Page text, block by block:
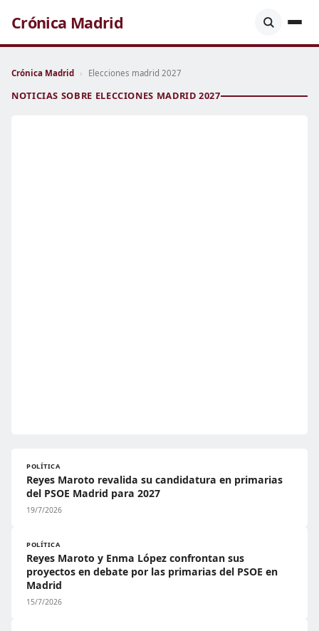
Crónica Madrid
Crónica Madrid › Elecciones madrid 2027
NOTICIAS SOBRE ELECCIONES MADRID 2027
POLÍTICA
Reyes Maroto revalida su candidatura en primarias
del PSOE Madrid para 2027
19/7/2026
POLÍTICA
Reyes Maroto y Enma López confrontan sus
proyectos en debate por las primarias del PSOE en
Madrid
15/7/2026